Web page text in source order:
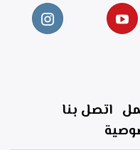
اتصل بنا